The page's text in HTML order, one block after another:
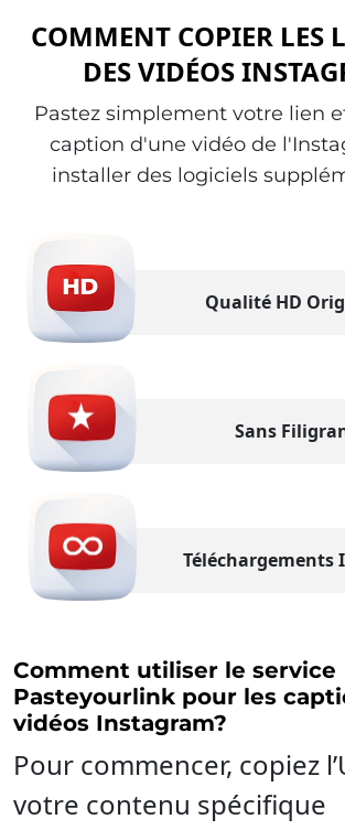
COMMENT COPIER LES
DES VIDÉOS
Pastez simplement votre lien
caption d'une vidéo de
installer des logiciels
Qualité HD
Sans
Téléchargements
Comment utiliser le service
Pasteyourlink pour les
vidéos Instagram?
Pour commencer, copiez
votre contenu spécifique